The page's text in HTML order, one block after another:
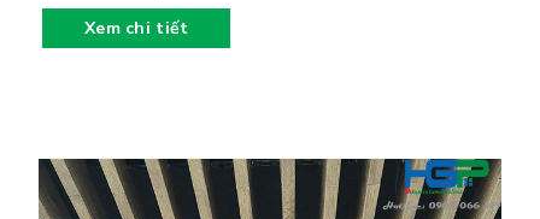
Xem chi tiết